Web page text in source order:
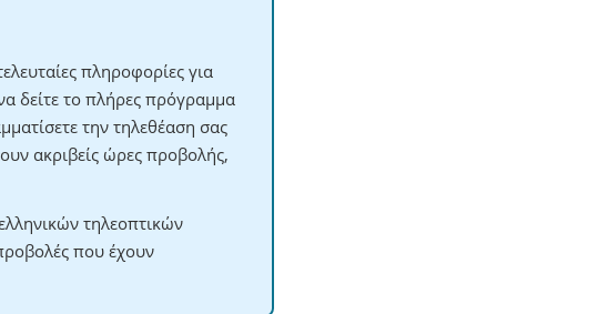
πληροφορίες για
δείτε το πλήρες πρόγραμμα
την τηλεθέαση σας
ακριβείς ώρες προβολής,
τηλεοπτικών
που έχουν